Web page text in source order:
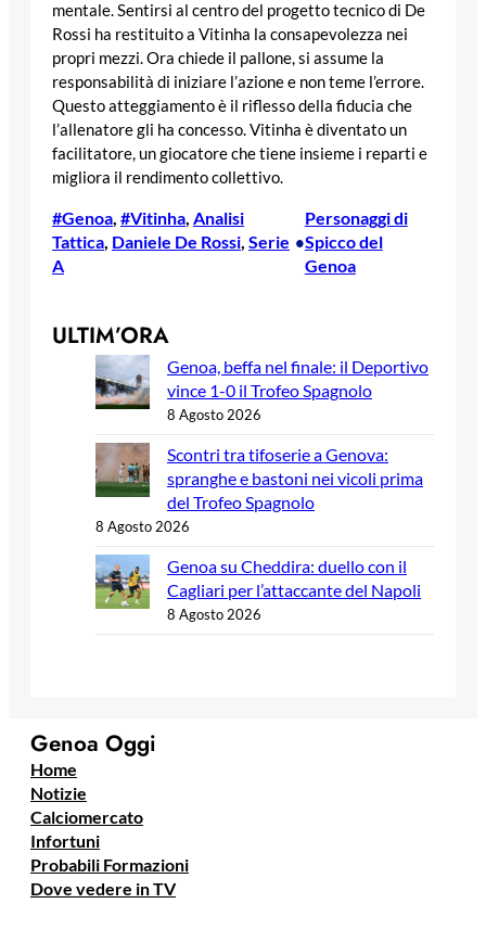
mentale. Sentirsi al centro del progetto tecnico di De
Rossi ha restituito a Vitinha la consapevolezza nei
propri mezzi. Ora chiede il pallone, si assume la
responsabilità di iniziare l’azione e non teme l’errore.
Questo atteggiamento è il riflesso della fiducia che
l’allenatore gli ha concesso. Vitinha è diventato un
facilitatore, un giocatore che tiene insieme i reparti e
migliora il rendimento collettivo.
#Genoa #Vitinha Analisi
Tattica Daniele De Rossi Serie
A
•
Personaggi di
Spicco del
Genoa
ULTIM’ORA
Genoa, beffa nel finale: il Deportivo
vince 1-0 il Trofeo Spagnolo
8 Agosto 2026
Scontri tra tifoserie a Genova:
spranghe e bastoni nei vicoli prima
del Trofeo Spagnolo
8 Agosto 2026
Genoa su Cheddira: duello con il
Cagliari per l’attaccante del Napoli
8 Agosto 2026
Genoa Oggi
Home
Notizie
Calciomercato
Infortuni
Probabili Formazioni
Dove vedere in TV